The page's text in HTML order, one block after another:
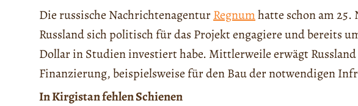
Die russische NachrichtenagenturRegnumhatte schon am 25.
Russland sich politisch für das Projekt engagiere und bereits
Dollar in Studien investiert habe. Mittlerweile erwägt
Finanzierung, beispielsweise für den Bau der notwendigen
In Kirgistan fehlen Schienen